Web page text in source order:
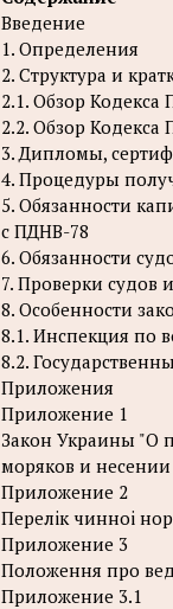
Введение
1. Определения
2. Структура и
2.1. Обзор Кодекса
2.2. Обзор Кодекса
3. Дипломы,
4. Процедуры
5. Обязанности
с ПДНВ-78
6. Обязанности
7. Проверки судов
8. Особенности
8.1. Инспекция по
8.2.
Приложения
Приложение 1
Закон Украины "О
моряков и несении
Приложение 2
Перелiк чинноi
Приложение 3
Положення про
Приложение 3.1